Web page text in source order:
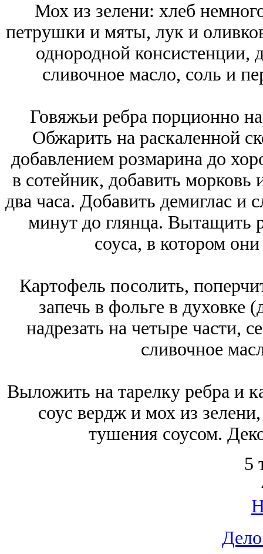
Мох из зелени: хлеб
петрушки и мяты, лук и
однородной консистенции,
сливочное масло, соль и
Говяжьи ребра порционно
Обжарить на раскаленной
добавлением розмарина до
в сотейник, добавить
два часа. Добавить демиглас
минут до глянца. Вытащить
соуса, в котором
Картофель посолить,
запечь в фольге в духовке
надрезать на четыре части,
сливочное
Выложить на тарелку ребра и
соус вердж и мох из
тушения соусом.
5